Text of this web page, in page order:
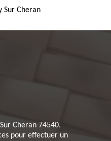
Sur Cheran
Cheran 74540,
pour effectuer un